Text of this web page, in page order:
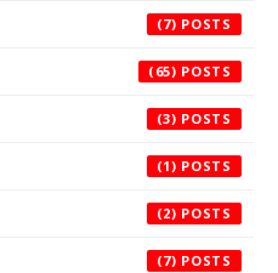
(7)
(65)
(3)
(1)
(2)
(7)